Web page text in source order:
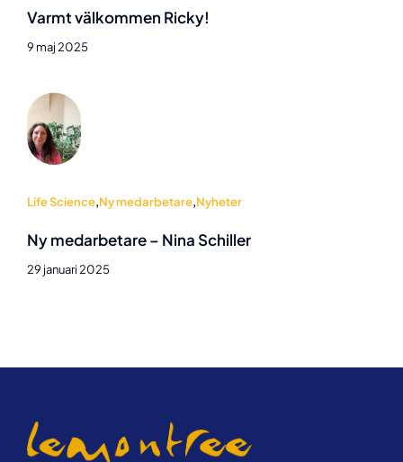
Varmt välkommen Ricky!
9 maj 2025
Life Science,Ny medarbetare,Nyheter
Ny medarbetare – Nina Schiller
29 januari 2025